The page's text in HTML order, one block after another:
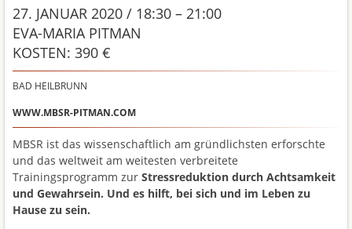
27. JANUAR 2020 / 18:30 – 21:00
EVA-MARIA PITMAN
KOSTEN: 390 €
BAD HEILBRUNN
WWW.MBSR-PITMAN.COM
MBSR ist das wissenschaftlich am gründlichsten erforschte
und das weltweit am weitesten verbreitete
Trainingsprogramm zur Stressreduktion durch Achtsamkeit
und Gewahrsein. Und es hilft, bei sich und im Leben zu
Hause zu sein.